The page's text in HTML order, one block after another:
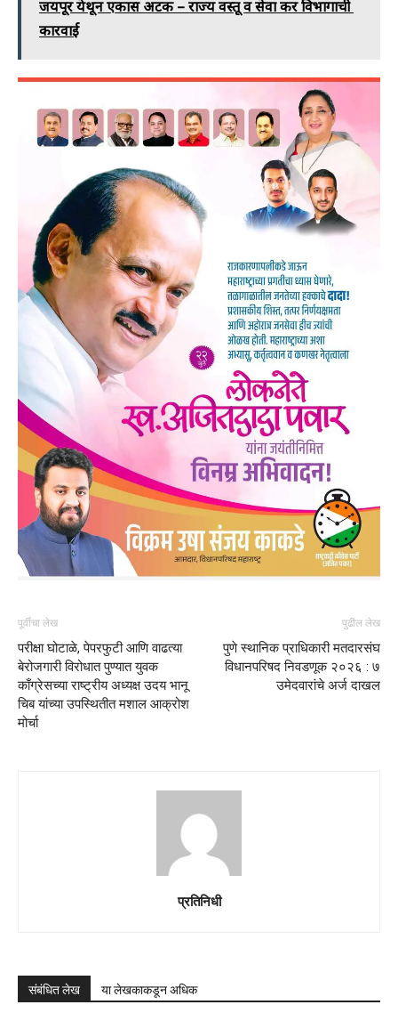
जयपूर येथून एकास अटक – राज्य वस्तू व सेवा कर विभागाची
कारवाई
पूर्वीचा लेख
परीक्षा घोटाळे, पेपरफुटी आणि वाढत्या
बेरोजगारी विरोधात पुण्यात युवक
काँग्रेसच्या राष्ट्रीय अध्यक्ष उदय भानू
चिब यांच्या उपस्थितीत मशाल आक्रोश
मोर्चा
पुढील लेख
पुणे स्थानिक प्राधिकारी मतदारसंघ
विधानपरिषद निवडणूक २०२६ : ७
उमेदवारांचे अर्ज दाखल
प्रतिनिधी
संबंधित लेख या लेखकाकडून अधिक